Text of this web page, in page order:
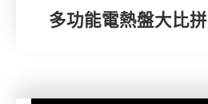
多功能電熱盤大比拼